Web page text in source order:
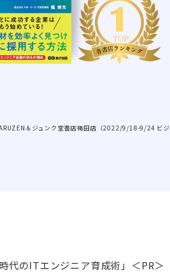
＆ジュンク堂書店梅田店（2022/9/18-9/24 ビジ
代のITエンジニア育成術」＜PR＞